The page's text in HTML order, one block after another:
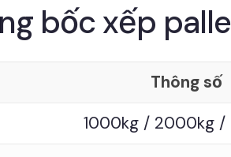
bốc xếp
Thông số
1000kg / 2000kg /